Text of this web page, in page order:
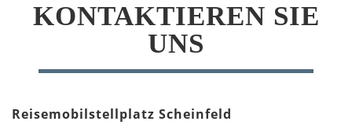
KONTAKTIEREN SIE
UNS
Reisemobilstellplatz Scheinfeld